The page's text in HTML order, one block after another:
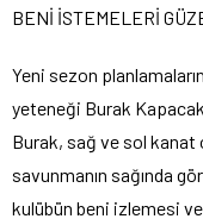
BENİ İSTEMELERİ
Yeni sezon
yeteneği Burak
Burak, sağ ve sol kanat
savunmanın sağında
kulübün beni izlemesi